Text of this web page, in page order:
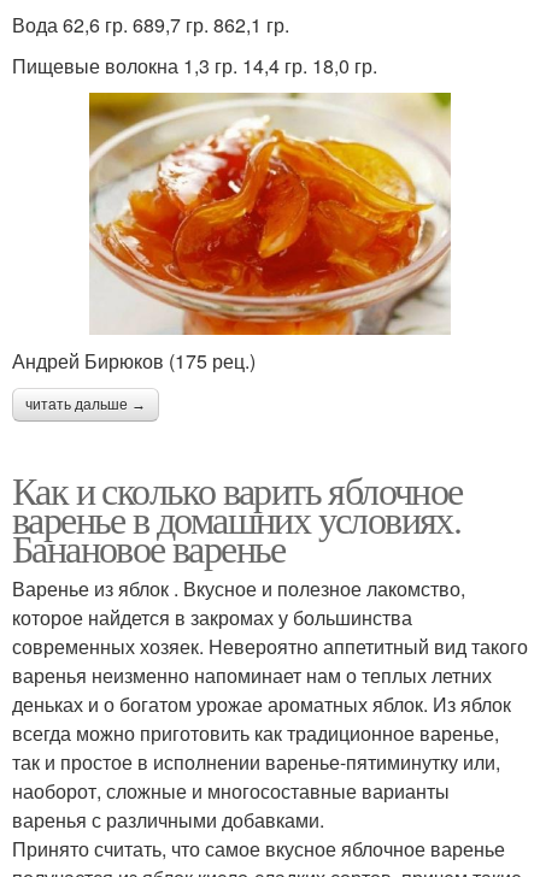
Вода 62,6 гр. 689,7 гр. 862,1 гр.
Пищевые волокна 1,3 гр. 14,4 гр. 18,0 гр.
Андрей Бирюков (175 рец.)
читать дальше →
Как и сколько варить яблочное
варенье в домашних условиях.
Банановое варенье
Варенье из яблок . Вкусное и полезное лакомство,
которое найдется в закромах у большинства
современных хозяек. Невероятно аппетитный вид такого
варенья неизменно напоминает нам о теплых летних
деньках и о богатом урожае ароматных яблок. Из яблок
всегда можно приготовить как традиционное варенье,
так и простое в исполнении варенье-пятиминутку или,
наоборот, сложные и многосоставные варианты
варенья с различными добавками.
Принято считать, что самое вкусное яблочное варенье